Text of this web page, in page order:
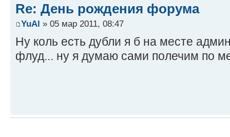
Re: День рождения форума
YuAl » 05 мар 2011, 08:47
Ну коль есть дубли я б на месте
флуд... ну я думаю сами полечим по